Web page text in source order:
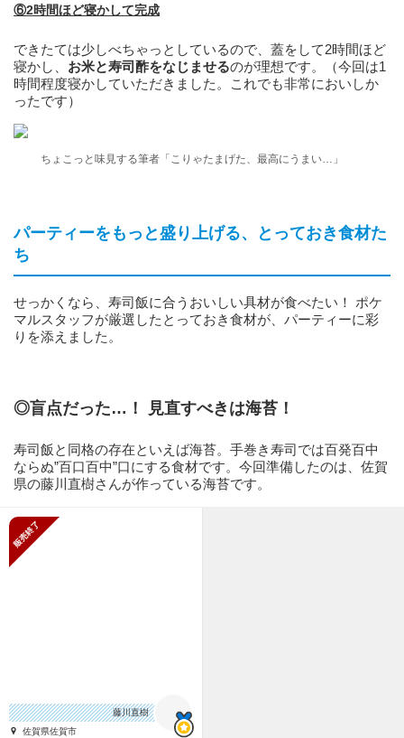
⑥2時間ほど寝かして完成
できたては少しべちゃっとしているので、蓋をして2時間ほど
寝かし、 お米と寿司酢をなじませるのが理想です。（今回は1
時間程度寝かしていただきました。これでも非常においしか
ったです）
ちょこっと味見する筆者「こりゃたまげた、最高にうまい…」
パーティーをもっと盛り上げる、とっておき食材た
ち
せっかくなら、寿司飯に合うおいしい具材が食べたい！ ポケ
マルスタッフが厳選したとっておき食材が、パーティーに彩
りを添えました。
◎盲点だった…！ 見直すべきは海苔！
寿司飯と同格の存在といえば海苔。手巻き寿司では百発百中
ならぬ”百口百中”口にする食材です。今回準備したのは、佐賀
県の藤川直樹さんが作っている海苔です。
藤川直樹
佐賀県佐賀市